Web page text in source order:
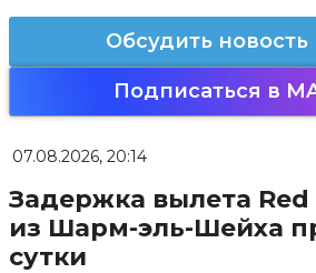
Обсудить новость
Подписаться в
07.08.2026, 20:14
Задержка вылета Red
из Шарм-эль-Шейха
сутки